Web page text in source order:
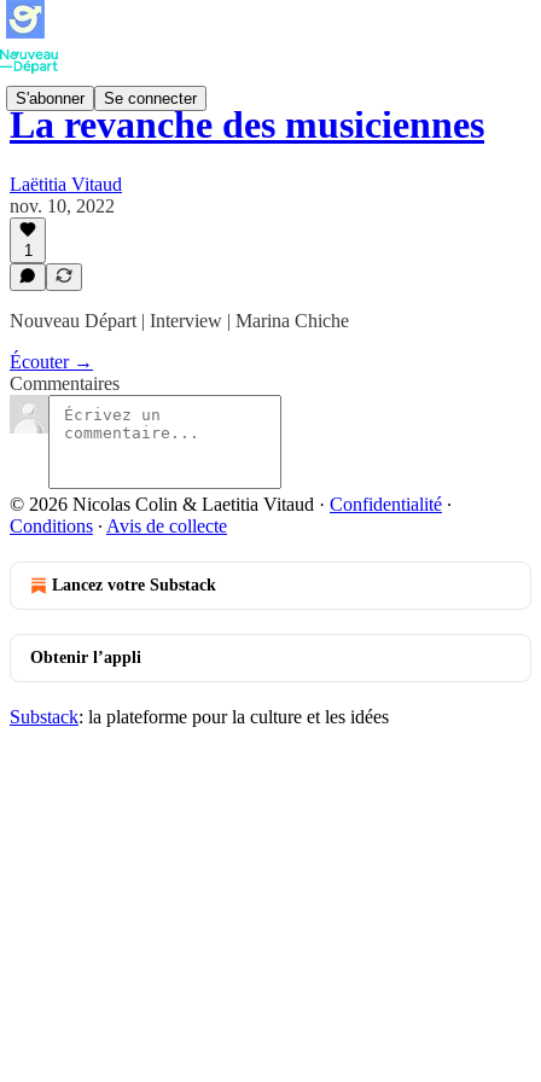
S'abonner Se connecter
La revanche des musiciennes
Laëtitia Vitaud
nov. 10, 2022
1
Nouveau Départ | Interview | Marina Chiche
Écouter →
Commentaires
© 2026 Nicolas Colin & Laetitia Vitaud · Confidentialité ∙
Conditions ∙ Avis de collecte
Lancez votre Substack
Obtenir l’appli
Substack: la plateforme pour la culture et les idées